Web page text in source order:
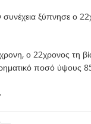
ξύπνησε ο
ο 22χρονος τη
ποσό